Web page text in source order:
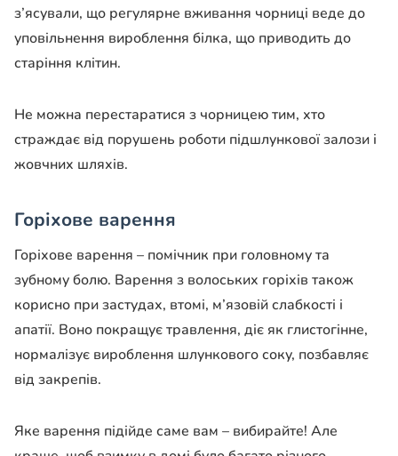
з’ясували, що регулярне вживання чорниці веде до
уповільнення вироблення білка, що приводить до
старіння клітин.
Не можна перестаратися з чорницею тим, хто
страждає від порушень роботи підшлункової залози і
жовчних шляхів.
Горіхове варення
Горіхове варення – помічник при головному та
зубному болю. Варення з волоських горіхів також
корисно при застудах, втомі, м’язовій слабкості і
апатії. Воно покращує травлення, діє як глистогінне,
нормалізує вироблення шлункового соку, позбавляє
від закрепів.
Яке варення підійде саме вам – вибирайте! Але